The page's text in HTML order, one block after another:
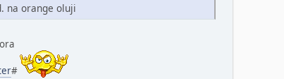
na orange oluji
#